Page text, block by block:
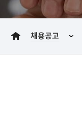
채용공고